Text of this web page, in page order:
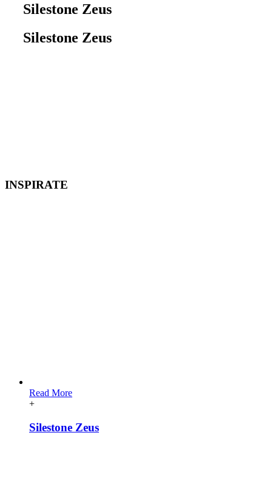
Silestone Zeus
Silestone Zeus
INSPIRATE
Read More
+
Silestone Zeus